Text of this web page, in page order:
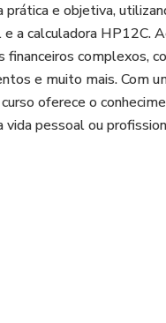
e objetiva,
a calculadora HP12C.
complexos,
e muito mais. Com
oferece o
vida pessoal ou